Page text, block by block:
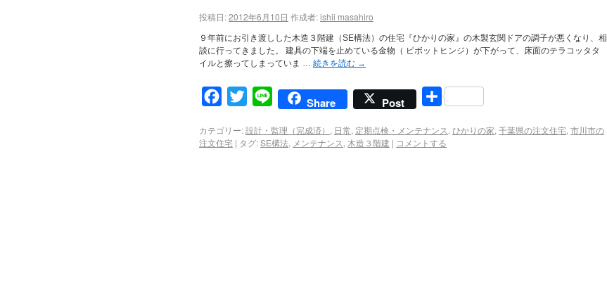
投稿日:2012年6月10日 作成者:ishii masahiro
９年前にお引き渡しした木造３階建（SE構法）の住宅『ひかりの家』の木製玄関ドアの調子が悪くなり、相
談に行ってきました。 建具の下端を止めている金物（ ピボットヒンジ）が下がって、床面のテラコッタタ
イルと擦ってしまっていま … 続きを読む →
Facebook
Twitter Line Share Post
共
カテゴリー:設計・監理（完成済） , 日常, 定期点検・メンテナンス, ひかりの家, 千葉県の注文住宅, 市川市の
注文住宅 | タグ:SE構法, メンテナンス, 木造３階建 | コメントする